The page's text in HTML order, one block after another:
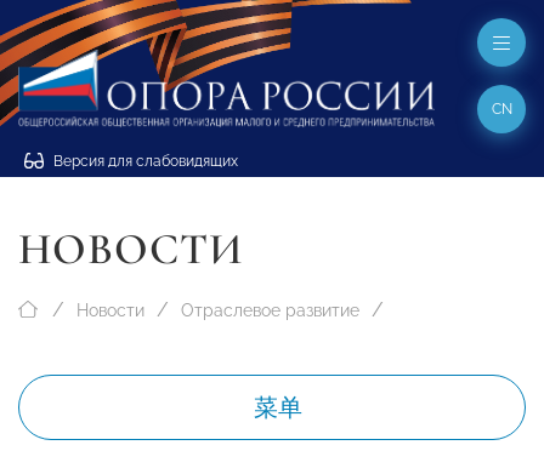
Версия для слабовидящих
CN
НОВОСТИ
Новости Отраслевое развитие
菜单